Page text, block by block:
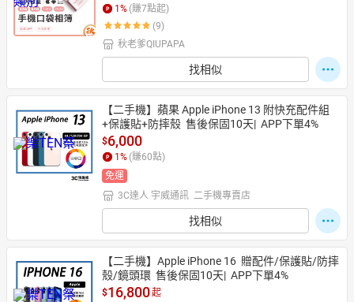
1 % (賺7點起)
(9)
秋老爹QIUPAPA
找相似
【二手機】蘋果 Apple iPhone 13 附快充配件組
+保護貼+防摔殼  售後保固10天|  APP下單4%
$6,000
1 % (賺60點)
免運
3C達人 宇威通訊  二手機專賣店
找相似
【二手機】Apple iPhone 16  贈配件/保護貼/防摔
殼/鏡頭環  售後保固10天|  APP下單4%
$16,800起